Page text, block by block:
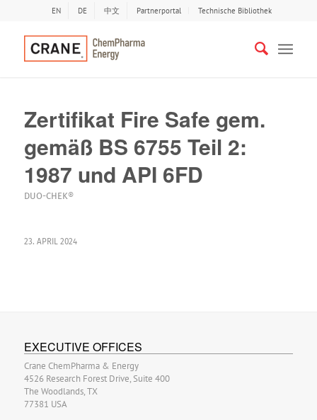
EN DE 中文 Partnerportal Technische Bibliothek
Zertifikat Fire Safe gem.
gemäß BS 6755 Teil 2:
1987 und API 6FD
DUO-CHEK®
23. APRIL 2024
EXECUTIVE OFFICES
Crane ChemPharma & Energy
4526 Research Forest Drive, Suite 400
The Woodlands, TX
77381 USA